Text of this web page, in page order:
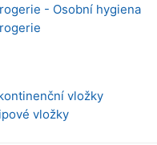
- Osobní hygiena
vložky
vložky